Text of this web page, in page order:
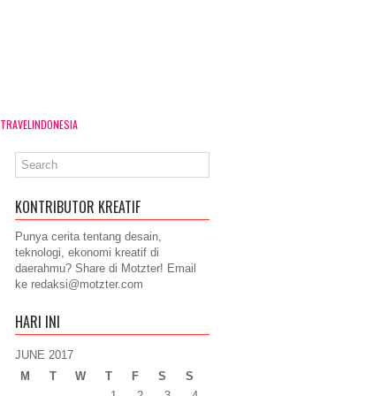
TRAVELINDONESIA
KONTRIBUTOR KREATIF
Punya cerita tentang desain,
teknologi, ekonomi kreatif di
daerahmu? Share di Motzter! Email
ke redaksi@motzter.com
HARI INI
JUNE 2017
M
T W T F S S